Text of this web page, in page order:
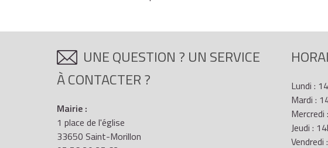
UNE QUESTION ? UN SERVICE
À CONTACTER ?
Mairie :
1 place de l'église
33650 Saint-Morillon
Lundi :
Mardi :
Jeudi :